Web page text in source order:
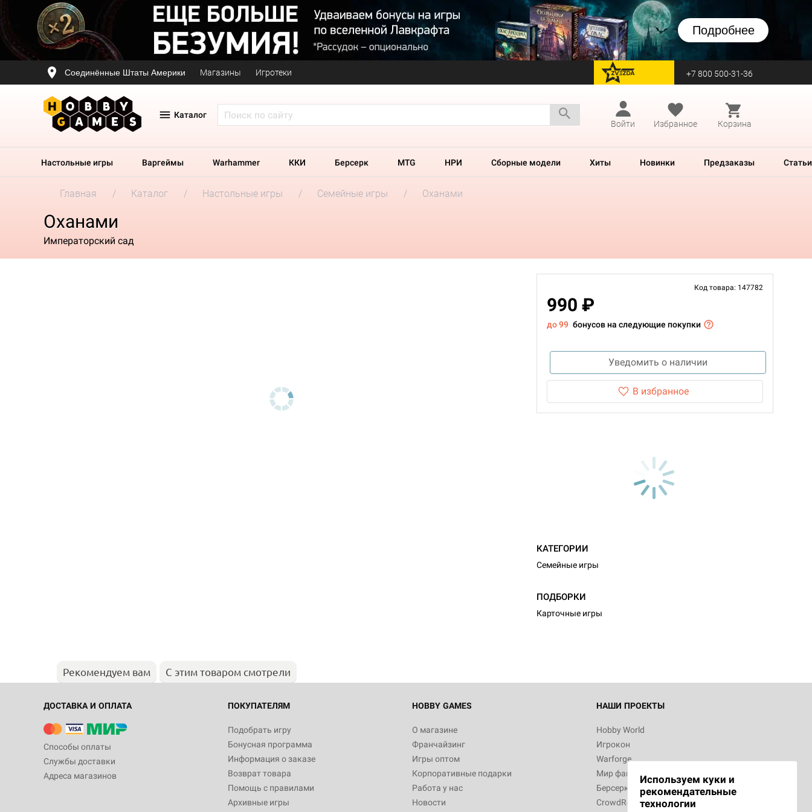
Подробнее
Соединённые Штаты Америки Магазины Игротеки перейти на Zvezda +7 800 500-31-36
Каталог
Войти
Избранное Корзина
Настольные игры Варгеймы Warhammer ККИ Берсерк MTG НРИ Сборные модели Хиты Новинки Предзаказы Статьи
Главная Каталог Настольные игры Семейные игры Оханами
Оханами
Императорский сад
Код товара: 147782
990 ₽
до 99 бонусов на следующие покупки
Уведомить о наличии
В избранное
КАТЕГОРИИ
Семейные игры
ПОДБОРКИ
Карточные игры
Рекомендуем вам С этим товаром смотрели
ДОСТАВКА И ОПЛАТА
Способы оплаты
Службы доставки
Адреса магазинов
ПОКУПАТЕЛЯМ
Подобрать игру
Бонусная программа
Информация о заказе
Возврат товара
Помощь с правилами
Архивные игры
HOBBY GAMES
О магазине
Франчайзинг
Игры оптом
Корпоративные подарки
Работа у нас
Новости
НАШИ ПРОЕКТЫ
Hobby World
Игрокон
Warforge
Мир фантастики
Берсерк
CrowdRepublic
Используем куки и
рекомендательные
технологии